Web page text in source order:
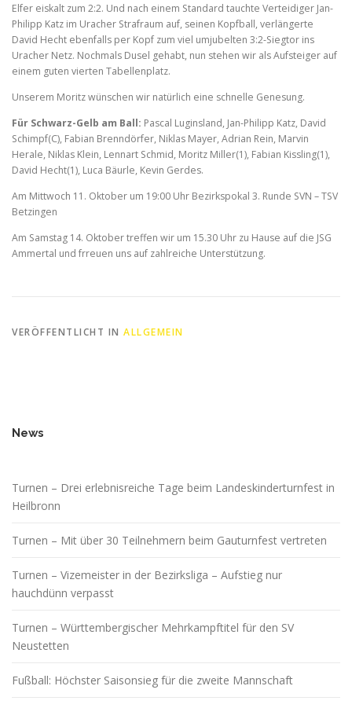
Elfer eiskalt zum 2:2. Und nach einem Standard tauchte Verteidiger Jan-
Philipp Katz im Uracher Strafraum auf, seinen Kopfball, verlängerte
David Hecht ebenfalls per Kopf zum viel umjubelten 3:2-Siegtor ins
Uracher Netz. Nochmals Dusel gehabt, nun stehen wir als Aufsteiger auf
einem guten vierten Tabellenplatz.
Unserem Moritz wünschen wir natürlich eine schnelle Genesung.
Für Schwarz-Gelb am Ball: Pascal Luginsland, Jan-Philipp Katz, David
Schimpf(C), Fabian Brenndörfer, Niklas Mayer, Adrian Rein, Marvin
Herale, Niklas Klein, Lennart Schmid, Moritz Miller(1), Fabian Kissling(1),
David Hecht(1), Luca Bäurle, Kevin Gerdes.
Am Mittwoch 11. Oktober um 19:00 Uhr Bezirkspokal 3. Runde SVN – TSV
Betzingen
Am Samstag 14. Oktober treffen wir um 15.30 Uhr zu Hause auf die JSG
Ammertal und frreuen uns auf zahlreiche Unterstützung.
VERÖFFENTLICHT IN ALLGEMEIN
News
Turnen – Drei erlebnisreiche Tage beim Landeskinderturnfest in
Heilbronn
Turnen – Mit über 30 Teilnehmern beim Gauturnfest vertreten
Turnen – Vizemeister in der Bezirksliga – Aufstieg nur
hauchdünn verpasst
Turnen – Württembergischer Mehrkampftitel für den SV
Neustetten
Fußball: Höchster Saisonsieg für die zweite Mannschaft